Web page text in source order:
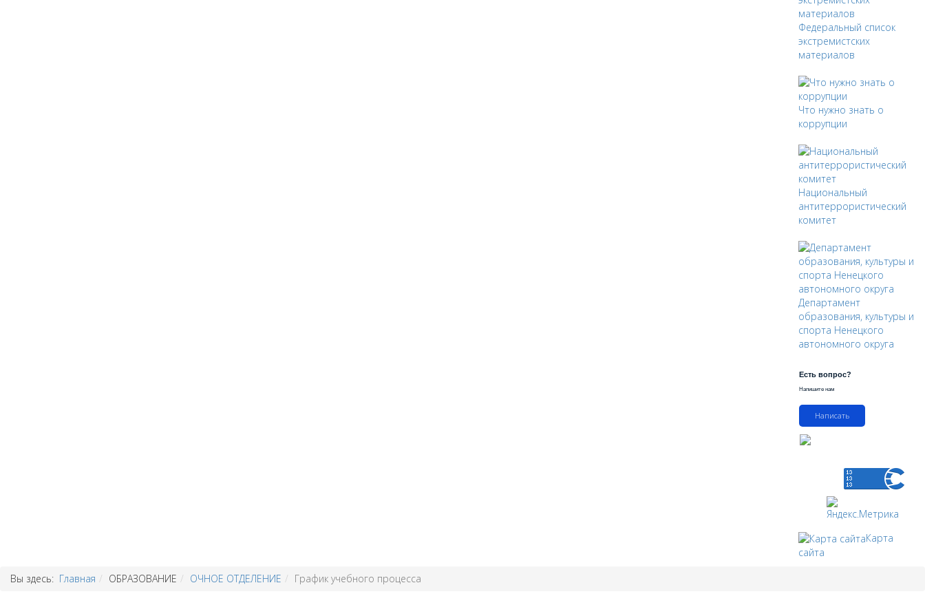
Федеральный список
экстремистских
материалов
Что нужно знать о
коррупции
Национальный
антитеррористический
комитет
Департамент
образования, культуры и
спорта Ненецкого
автономного округа
Есть вопрос?
Напишите нам
Написать
Карта
сайта
Вы здесь: Главная ОБРАЗОВАНИЕ ОЧНОЕ ОТДЕЛЕНИЕ График учебного процесса